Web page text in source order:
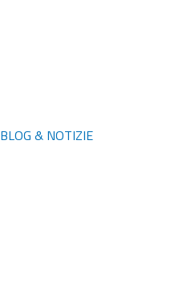
BLOG & NOTIZIE